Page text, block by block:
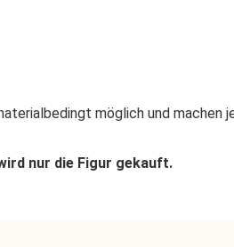
möglich und machen
nur die Figur gekauft.